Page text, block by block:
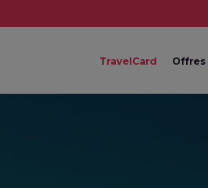
TravelCard Offres